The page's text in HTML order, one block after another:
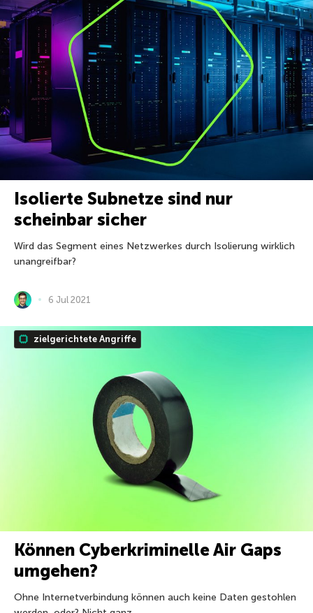
Isolierte Subnetze sind nur
scheinbar sicher
Wird das Segment eines Netzwerkes durch Isolierung wirklich
unangreifbar?
6 Jul 2021
zielgerichtete Angriffe
Können Cyberkriminelle Air Gaps
umgehen?
Ohne Internetverbindung können auch keine Daten gestohlen